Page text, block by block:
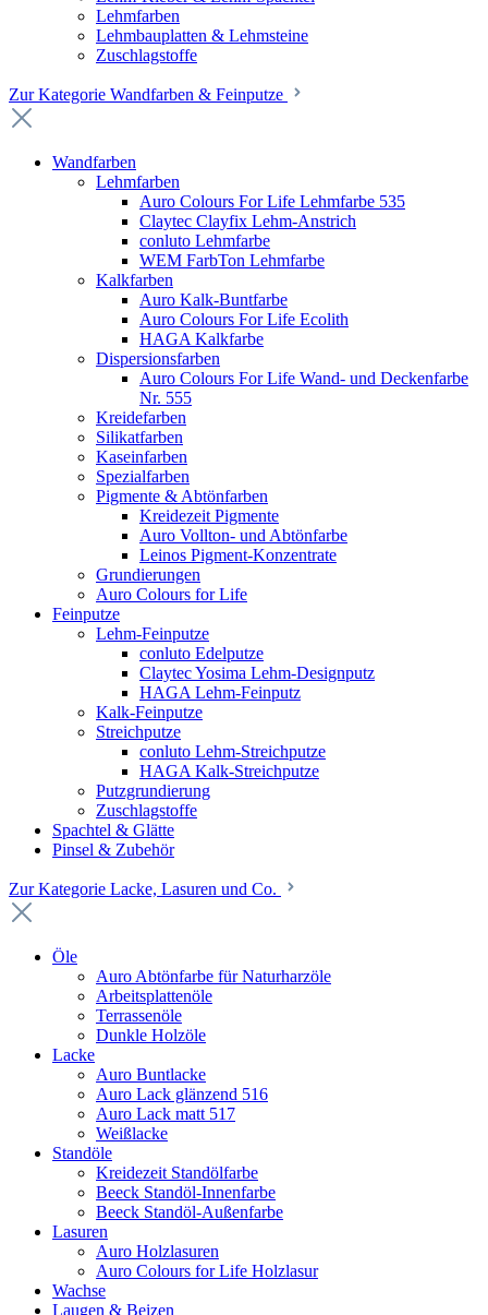
Lehmfarben
Lehmbauplatten & Lehmsteine
Zuschlagstoffe
Zur Kategorie Wandfarben & Feinputze
Wandfarben
Lehmfarben
Auro Colours For Life Lehmfarbe 535
Claytec Clayfix Lehm-Anstrich
conluto Lehmfarbe
WEM FarbTon Lehmfarbe
Kalkfarben
Auro Kalk-Buntfarbe
Auro Colours For Life Ecolith
HAGA Kalkfarbe
Dispersionsfarben
Auro Colours For Life Wand- und Deckenfarbe
Nr. 555
Kreidefarben
Silikatfarben
Kaseinfarben
Spezialfarben
Pigmente & Abtönfarben
Kreidezeit Pigmente
Auro Vollton- und Abtönfarbe
Leinos Pigment-Konzentrate
Grundierungen
Auro Colours for Life
Feinputze
Lehm-Feinputze
conluto Edelputze
Claytec Yosima Lehm-Designputz
HAGA Lehm-Feinputz
Kalk-Feinputze
Streichputze
conluto Lehm-Streichputze
HAGA Kalk-Streichputze
Putzgrundierung
Zuschlagstoffe
Spachtel & Glätte
Pinsel & Zubehör
Zur Kategorie Lacke, Lasuren und Co.
Öle
Auro Abtönfarbe für Naturharzöle
Arbeitsplattenöle
Terrassenöle
Dunkle Holzöle
Lacke
Auro Buntlacke
Auro Lack glänzend 516
Auro Lack matt 517
Weißlacke
Standöle
Kreidezeit Standölfarbe
Beeck Standöl-Innenfarbe
Beeck Standöl-Außenfarbe
Lasuren
Auro Holzlasuren
Auro Colours for Life Holzlasur
Wachse
Laugen & Beizen